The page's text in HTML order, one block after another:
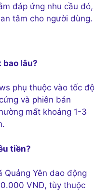
đáp ứng nhu cầu đó,
tâm cho người dùng.
bao lâu?
phụ thuộc vào tốc độ
và phiên bản
mất khoảng 1-3
tiền?
Quảng Yên dao động
VNĐ, tùy thuộc